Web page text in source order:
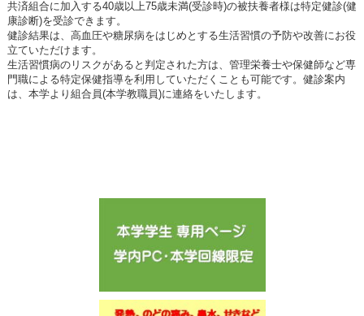
共済組合に加入する40歳以上75歳未満(受診時)の被扶養者様は特定健診(健
康診断)を受診できます。
健診結果は、高血圧や糖尿病をはじめとする生活習慣の予防や改善にお役
立ていただけます。
生活習慣病のリスクがあると判定された方は、管理栄養士や保健師など専
門職による特定保健指導を利用していただくことも可能です。健診案内
は、本学より組合員(本学教職員)に連絡をいたします。